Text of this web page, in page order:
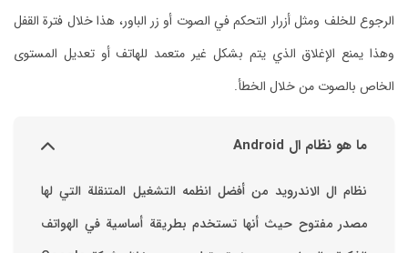
الرجوع للخلف ومثل أزرار التحكم في الصوت أو زر الباور، هذا خلال فترة القفل
وهذا يمنع الإغلاق الذي يتم بشكل غير متعمد للهاتف أو تعديل المستوى
الخاص بالصوت من خلال الخطأ.
ما هو نظام ال Android
نظام ال الاندرويد من أفضل انظمه التشغيل المتنقلة التي لها
مصدر مفتوح حيث أنها تستخدم بطريقة أساسية في الهواتف